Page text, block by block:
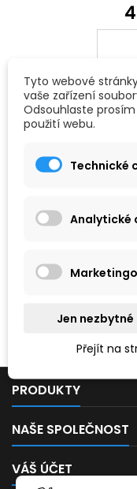
Prosím, zkuste zadat
PRODUKTY
NAŠE SPOLEČNOST
VÁŠ ÚČET
Tyto webové
vaše zařízení
Odsouhlaste
použití webu.
Technické
Analytické
Jen nezbytné
Přejít na